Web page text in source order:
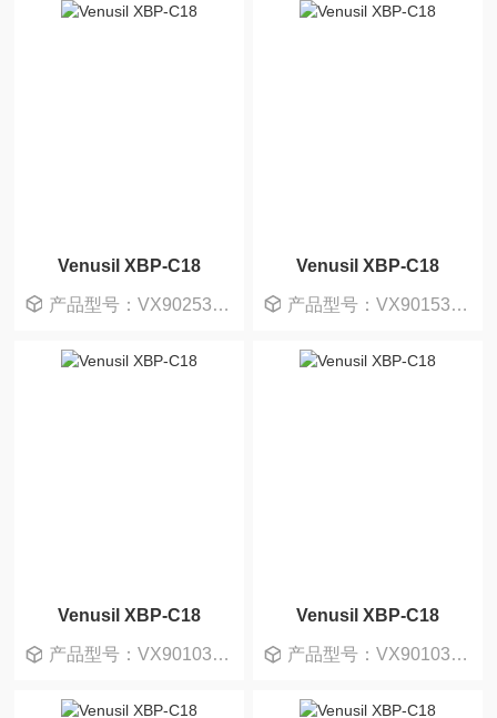
Venusil XBP-C18
产品型号：VX902530-T
Venusil XBP-C18
产品型号：VX901530-0
Venusil XBP-C18
产品型号：VX901030-0
Venusil XBP-C18
产品型号：VX901030-T